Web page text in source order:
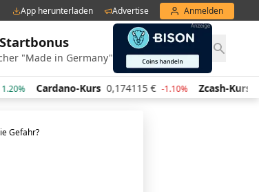
App herunterladen Advertise Anmelden
"Made in Germany"
Kurs 0,174115 € -1.10% Zcash-Kurs 445,41 €
Gefahr?